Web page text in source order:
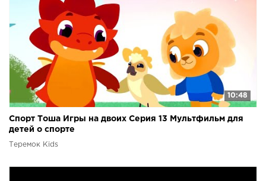
10:48
Спорт Тоша Игры на двоих Серия 13 Мультфильм для
детей о спорте
Теремок Kids